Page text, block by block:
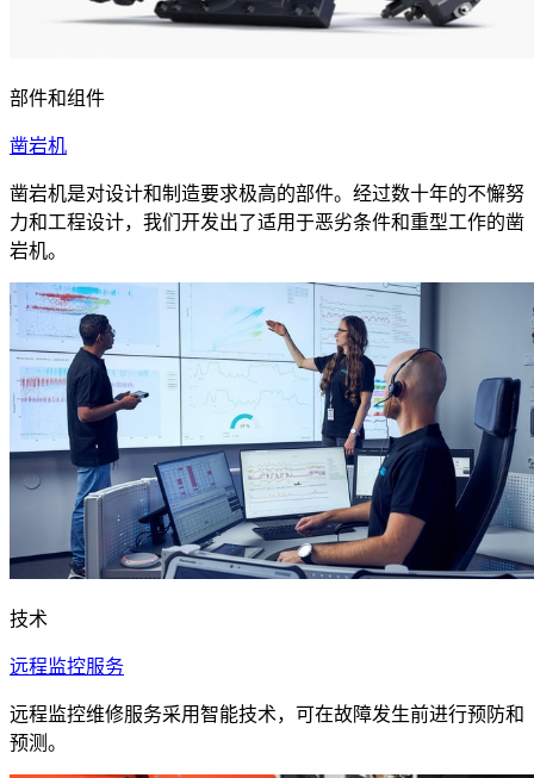
部件和组件
凿岩机
凿岩机是对设计和制造要求极高的部件。经过数十年的不懈努
力和工程设计，我们开发出了适用于恶劣条件和重型工作的凿
岩机。
技术
远程监控服务
远程监控维修服务采用智能技术，可在故障发生前进行预防和
预测。